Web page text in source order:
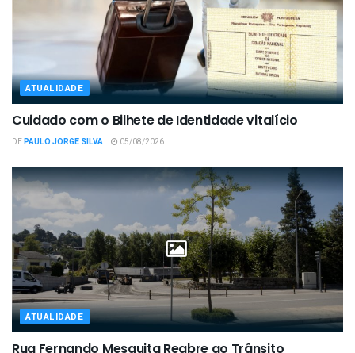
ATUALIDADE
Cuidado com o Bilhete de Identidade vitalício
DEPAULO JORGE SILVA 05/08/2026
ATUALIDADE
Rua Fernando Mesquita Reabre ao Trânsito